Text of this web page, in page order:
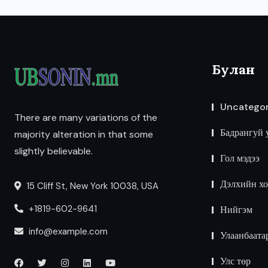
There are many variations of the
majority alteration in that some
slightly believable.
15 Cliff St, New York 10038, USA
+1819-602-9641
info@example.com
Булан
Бадрангуй
Гол мэдээ
Дэлхийн
Нийгэм
Улс төр